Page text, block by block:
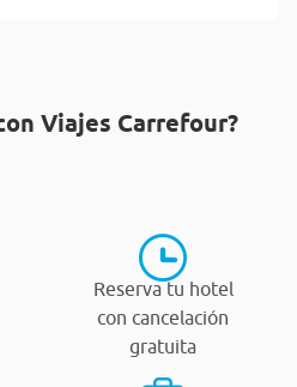
Viajes Carrefour?
Reserva tu hotel
con cancelación
gratuita